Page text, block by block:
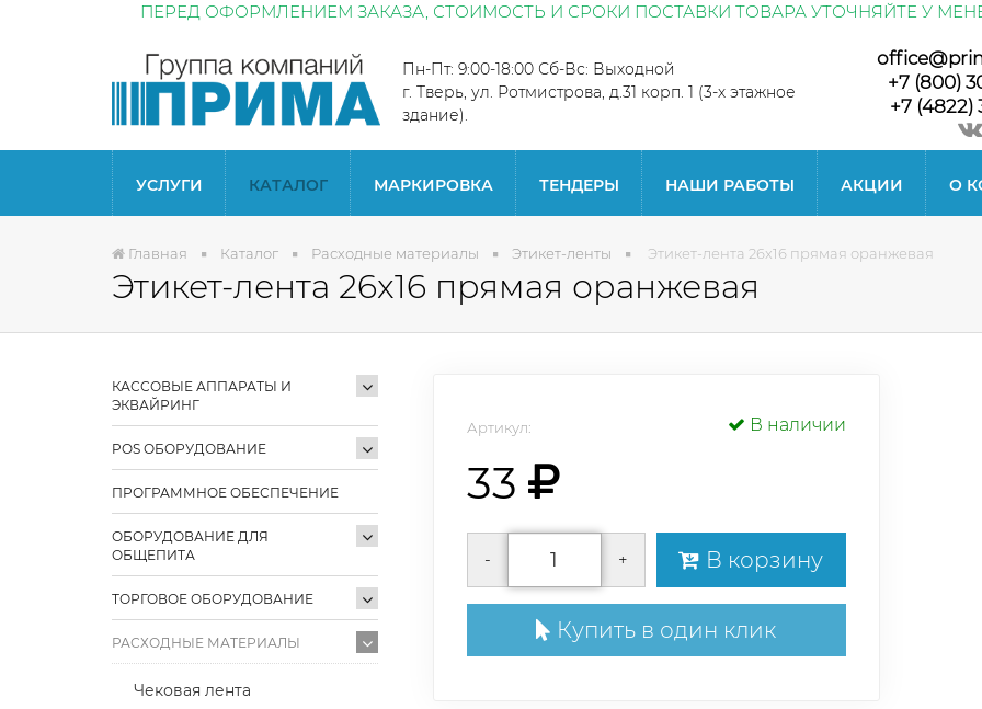
ПЕРЕД ОФОРМЛЕНИЕМ ЗАКАЗА, СТОИМОСТЬ И СРОКИ ПОСТАВКИ ТОВАРА УТОЧНЯЙТЕ У
Пн-Пт: 9:00-18:00 Сб-Вс: Выходной
г. Тверь, ул. Ротмистрова, д.31 корп. 1 (3-х этажное
здание).
+7 (800)
+7 (4822)
УСЛУГИ КАТАЛОГ МАРКИРОВКА ТЕНДЕРЫ НАШИ РАБОТЫ АКЦИИ О
Главная Каталог Расходные материалы Этикет-ленты Этикет-лента 26x16 прямая оранжевая
Этикет-лента 26x16 прямая оранжевая
КАССОВЫЕ АППАРАТЫ И
ЭКВАЙРИНГ
POS ОБОРУДОВАНИЕ
ПРОГРАММНОЕ ОБЕСПЕЧЕНИЕ
ОБОРУДОВАНИЕ ДЛЯ
ОБЩЕПИТА
ТОРГОВОЕ ОБОРУДОВАНИЕ
РАСХОДНЫЕ МАТЕРИАЛЫ
Чековая лента
Артикул: В наличии
33
- + В корзину
Купить в один клик